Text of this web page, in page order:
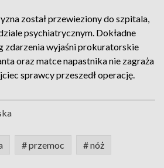
został przewieziony do szpitala,
psychiatrycznym. Dokładne
zdarzenia wyjaśni prokuratorskie
oraz matce napastnika nie zagraża
sprawcy przeszedł operację.
# przemoc # nóż